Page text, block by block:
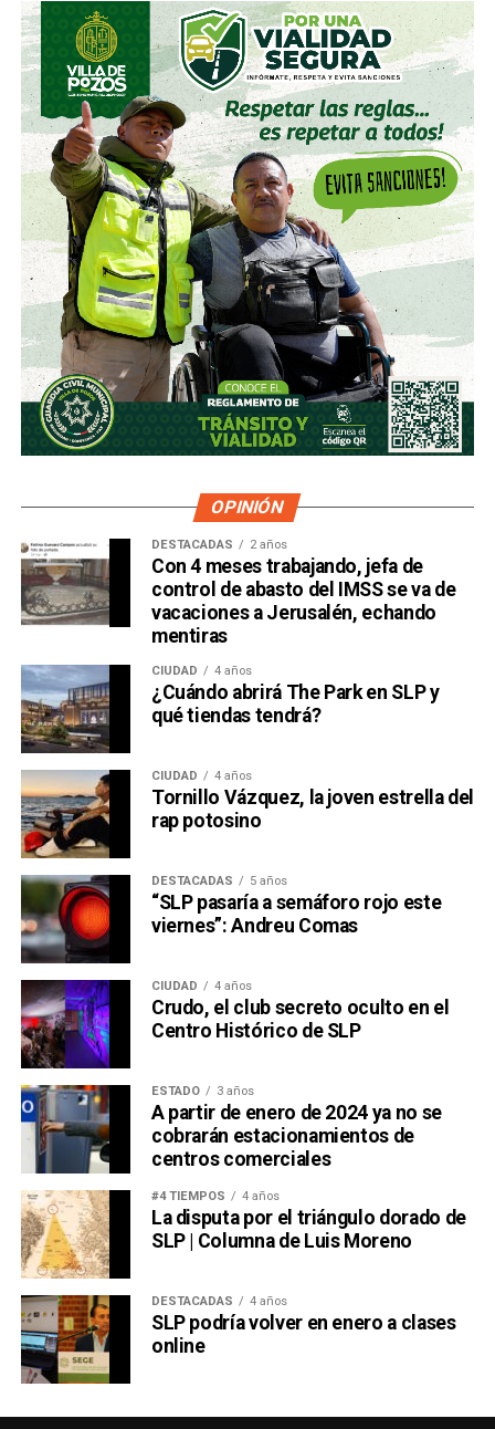
OPINIÓN
DESTACADAS 2 años
Con 4 meses trabajando, jefa de
control de abasto del IMSS se va de
vacaciones a Jerusalén, echando
mentiras
CIUDAD 4 años
¿Cuándo abrirá The Park en SLP y
qué tiendas tendrá?
CIUDAD 4 años
Tornillo Vázquez, la joven estrella del
rap potosino
DESTACADAS 5 años
“SLP pasaría a semáforo rojo este
viernes”: Andreu Comas
CIUDAD 4 años
Crudo, el club secreto oculto en el
Centro Histórico de SLP
ESTADO 3 años
A partir de enero de 2024 ya no se
cobrarán estacionamientos de
centros comerciales
#4 TIEMPOS 4 años
La disputa por el triángulo dorado de
SLP | Columna de Luis Moreno
DESTACADAS 4 años
SLP podría volver en enero a clases
online